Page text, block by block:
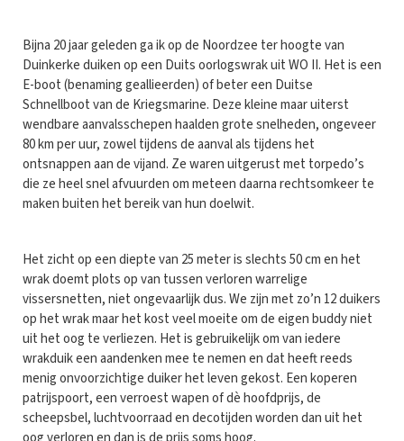
Bijna 20 jaar geleden ga ik op de Noordzee ter hoogte van
Duinkerke duiken op een Duits oorlogswrak uit WO II. Het is een
E-boot (benaming geallieerden) of beter een Duitse
Schnellboot van de Kriegsmarine. Deze kleine maar uiterst
wendbare aanvalsschepen haalden grote snelheden, ongeveer
80 km per uur, zowel tijdens de aanval als tijdens het
ontsnappen aan de vijand. Ze waren uitgerust met torpedo’s
die ze heel snel afvuurden om meteen daarna rechtsomkeer te
maken buiten het bereik van hun doelwit.
Het zicht op een diepte van 25 meter is slechts 50 cm en het
wrak doemt plots op van tussen verloren warrelige
vissersnetten, niet ongevaarlijk dus. We zijn met zo’n 12 duikers
op het wrak maar het kost veel moeite om de eigen buddy niet
uit het oog te verliezen. Het is gebruikelijk om van iedere
wrakduik een aandenken mee te nemen en dat heeft reeds
menig onvoorzichtige duiker het leven gekost. Een koperen
patrijspoort, een verroest wapen of dè hoofdprijs, de
scheepsbel, luchtvoorraad en decotijden worden dan uit het